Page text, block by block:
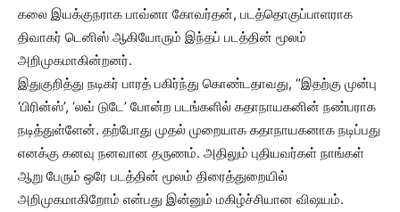
கலை இயக்குநராக பாவ்னா கோவர்தன், படத்தொகுப்பாளராக
திவாகர் டெனிஸ் ஆகியோரும் இந்தப் படத்தின் மூலம்
அறிமுகமாகின்றனர்.
இதுகுறித்து நடிகர் பாரத் பகிர்ந்து கொண்டதாவது, “இதற்கு முன்பு
‘பிரின்ஸ்’, ‘லவ் டுடே’ போன்ற படங்களில் கதாநாயகனின் நண்பராக
நடித்துள்ளேன். தற்போது முதல் முறையாக கதாநாயகனாக நடிப்பது
எனக்கு கனவு நனவான தருணம். அதிலும் புதியவர்கள் நாங்கள்
ஆறு பேரும் ஒரே படத்தின் மூலம் திரைத்துறையில்
அறிமுகமாகிறோம் என்பது இன்னும் மகிழ்ச்சியான விஷயம்.